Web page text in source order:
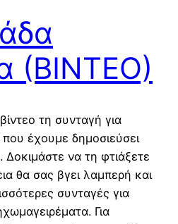
(ΒΙΝΤΕΟ)
τη συνταγή για
έχουμε δημοσιεύσει
να τη φτιάξετε
θα σας βγει λαμπερή και
συνταγές για
Για